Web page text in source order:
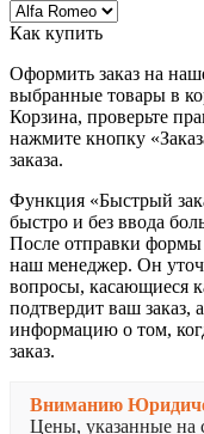
Как купить
Оформить заказ на
выбранные товары в
Корзина, проверьте
нажмите кнопку
заказа.
Функция «Быстрый
быстро и без ввода
После отправки формы
наш менеджер. Он
вопросы, касающиеся
подтвердит ваш заказ,
информацию о том,
заказ.
Вниманию
Цены, указанные на